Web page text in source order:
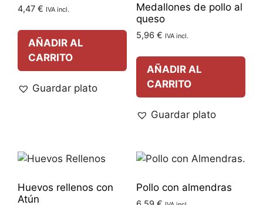
4,47 € IVA incl.
AÑADIR AL
CARRITO
Guardar plato
Medallones de pollo al
queso
5,96 € IVA incl.
AÑADIR AL
CARRITO
Guardar plato
Huevos rellenos con
Atún
Pollo con almendras